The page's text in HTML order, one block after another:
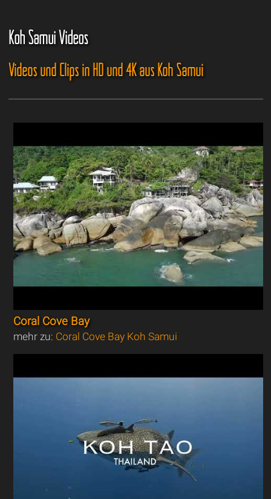
Koh Samui Videos
Videos und Clips in HD und 4K aus Koh Samui
Coral Cove Bay
mehr zu: Coral Cove Bay Koh Samui